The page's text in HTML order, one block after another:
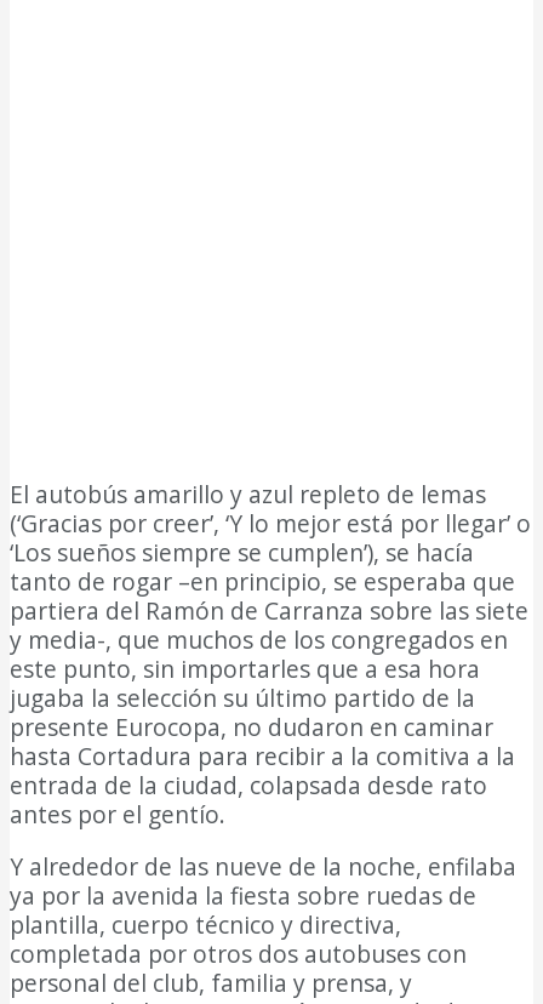
El autobús amarillo y azul repleto de lemas
(‘Gracias por creer’, ‘Y lo mejor está por llegar’ o
‘Los sueños siempre se cumplen’), se hacía
tanto de rogar –en principio, se esperaba que
partiera del Ramón de Carranza sobre las siete
y media-, que muchos de los congregados en
este punto, sin importarles que a esa hora
jugaba la selección su último partido de la
presente Eurocopa, no dudaron en caminar
hasta Cortadura para recibir a la comitiva a la
entrada de la ciudad, colapsada desde rato
antes por el gentío.
Y alrededor de las nueve de la noche, enfilaba
ya por la avenida la fiesta sobre ruedas de
plantilla, cuerpo técnico y directiva,
completada por otros dos autobuses con
personal del club, familia y prensa, y